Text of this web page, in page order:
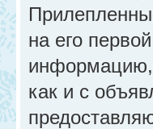
на его
информацию,
как и с